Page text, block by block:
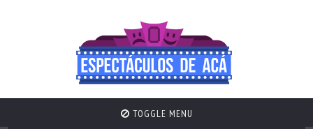
TOGGLE MENU